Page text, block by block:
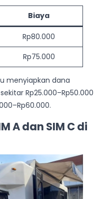
Biaya
Rp80.000
Rp75.000
menyiapkan dana
Rp25.000–Rp50.000
A dan SIM C di